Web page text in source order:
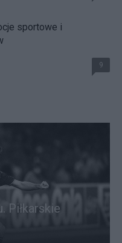
sportowe i
9
Piłkarskie